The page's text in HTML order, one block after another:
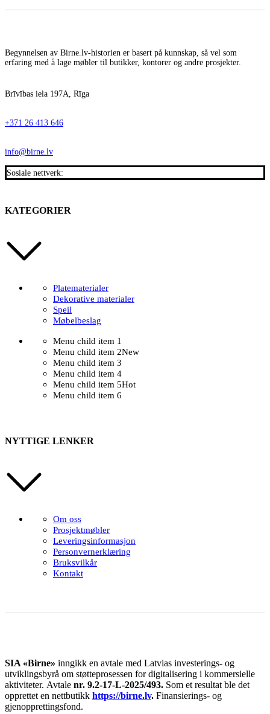
Begynnelsen av Birne.lv-historien er basert på kunnskap, så vel som
erfaring med å lage møbler til butikker, kontorer og andre prosjekter.
Brīvības iela 197A, Rīga
+371 26 413 646
info@birne.lv
Sosiale nettverk:
KATEGORIER
Platematerialer
Dekorative materialer
Speil
Møbelbeslag
Menu child item 1
Menu child item 2New
Menu child item 3
Menu child item 4
Menu child item 5Hot
Menu child item 6
NYTTIGE LENKER
Om oss
Prosjektmøbler
Leveringsinformasjon
Personvernerklæring
Bruksvilkår
Kontakt
SIA «Birne» inngikk en avtale med Latvias investerings- og
utviklingsbyrå om støtteprosessen for digitalisering i kommersielle
aktiviteter. Avtale nr. 9.2-17-L-2025/493. Som et resultat ble det
opprettet en nettbutikk https://birne.lv. Finansierings- og
gjenopprettingsfond.